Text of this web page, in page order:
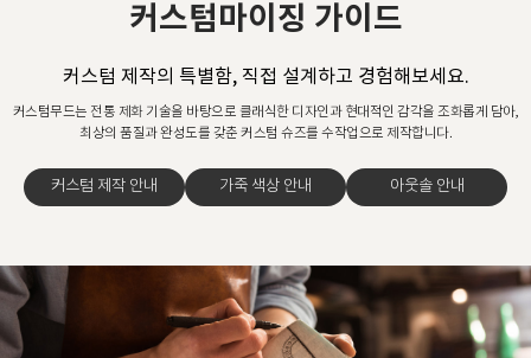
커스텀마이징 가이드
커스텀 제작의 특별함, 직접 설계하고 경험해보세요.
커스텀무드는 전통 제화 기술을 바탕으로 클래식한 디자인과 현대적인 감각을 조화롭게 담아,
최상의 품질과 완성도를 갖춘 커스텀 슈즈를 수작업으로 제작합니다.
커스텀 제작 안내 가죽 색상 안내 아웃솔 안내